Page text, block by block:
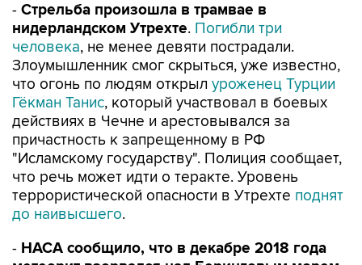
- Стрельба произошла в трамвае в
нидерландском Утрехте. Погибли три
человека, не менее девяти пострадали.
Злоумышленник смог скрыться, уже известно,
что огонь по людям открыл уроженец Турции
Гёкман Танис, который участвовал в боевых
действиях в Чечне и арестовывался за
причастность к запрещенному в РФ
"Исламскому государству". Полиция сообщает,
что речь может идти о теракте. Уровень
террористической опасности в Утрехте поднят
до наивысшего.
- НАСА сообщило, что в декабре 2018 года